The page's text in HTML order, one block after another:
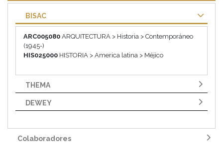
BISAC
ARC005080 ARQUITECTURA > Historia > Contemporáneo
(1945-)
HIS025000 HISTORIA > America latina > Méjico
THEMA
DEWEY
Colaboradores